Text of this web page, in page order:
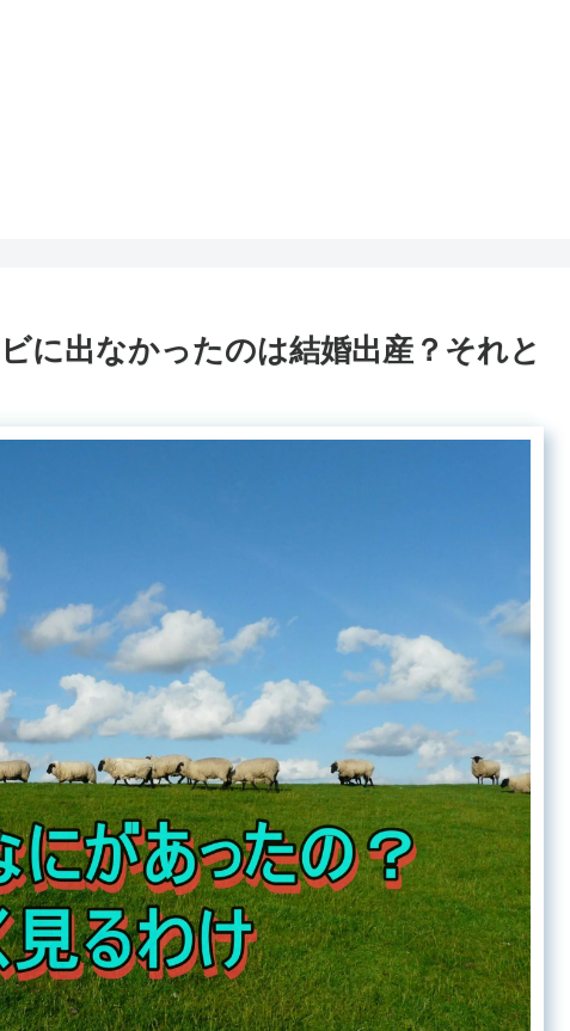
に出なかったのは結婚出産？それと